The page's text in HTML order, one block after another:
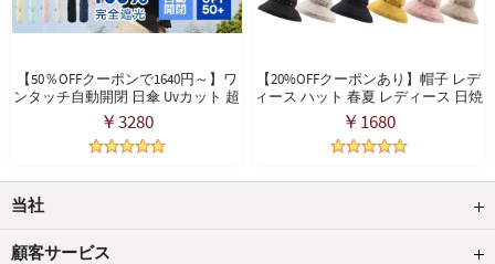
【50％OFFクーポンで1640円～】ワ
ンタッチ自動開閉 日傘 Uvカット 超
軽量折りたたみ傘 超軽量畳み傘 ワ
ンタッチ自動開閉 超コンパクト 傘
折り畳み日傘 紫外線遮断 耐風撥水
ス 母の日プレゼント
￥3280
【20%OFFクーポンあり】帽子 レデ
ィース ハット 春夏 レディース 日焼
け防止 折りたたみ・サイズ調節 UV
カット 遮光 遮熱 通気 紫外線対策
日除け帽子 あご紐 散歩 旅行 通勤
￥1680
当社
顧客サービス